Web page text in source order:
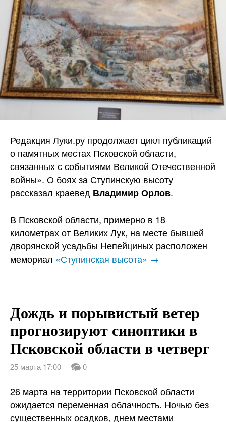
Редакция Луки.ру продолжает цикл публикаций
о памятных местах Псковской области,
связанных с событиями Великой Отечественной
войны». О боях за Ступинскую высоту
рассказал краевед Владимир Орлов.
В Псковской области, примерно в 18
километрах от Великих Лук, на месте бывшей
дворянской усадьбы Непейциных расположен
мемориал «Ступинская высота» →
Дождь и порывистый ветер
прогнозируют синоптики в
Псковской области в четверг
25 марта 17:00 0
26 марта на территории Псковской области
ожидается переменная облачность. Ночью без
существенных осадков, днем местами